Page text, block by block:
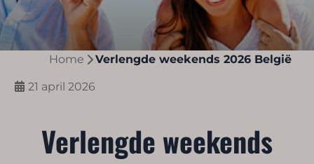
Home Verlengde weekends 2026 België
21 april 2026
Verlengde weekends